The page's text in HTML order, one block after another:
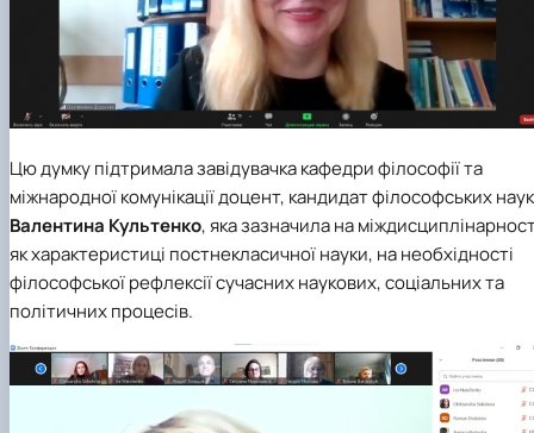
Цю думку підтрималазавідувачка кафедри філософії та
міжнародної комунікаціїдоцент, кандидат філософських наук
Валентина Культенко, яка зазначила на
як характеристиці постнекласичної науки, на необхідності
філософської рефлексії сучасних наукових, соціальних та
політичних процесів.